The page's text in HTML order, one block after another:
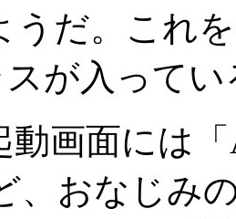
うだ。これ
スが入って
画面には「
、おなじみ